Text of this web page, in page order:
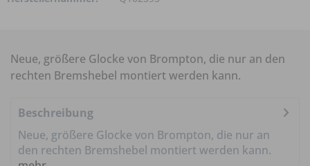
Neue, größere Glocke von Brompton, die nur an den
rechten Bremshebel montiert werden kann.
Beschreibung
Neue, größere Glocke von Brompton, die nur an
den rechten Bremshebel montiert werden kann.